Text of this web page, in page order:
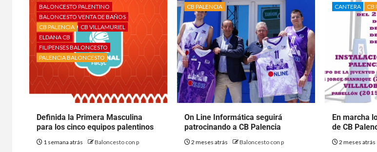
BALONCESTO PALENTINO
BALONCESTO VENTA DE BAÑOS
CB PALENCIA
CB VILLAMURIEL
ELDANA CB
FILIPENSES BALONCESTO
PALENCIA BALONCESTO
Definida la Primera Masculina
para los cinco equipos palentinos
1 semana atrás Baloncesto con p
CB PALENCIA
On Line Informática seguirá
patrocinando a CB Palencia
2 meses atrás Baloncesto con p
CANTERA CB
En marcha
de CB
2 meses atrás